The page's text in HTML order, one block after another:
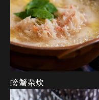
螃蟹杂炊